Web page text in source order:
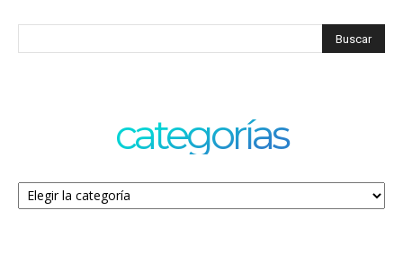
categorías
Categorías